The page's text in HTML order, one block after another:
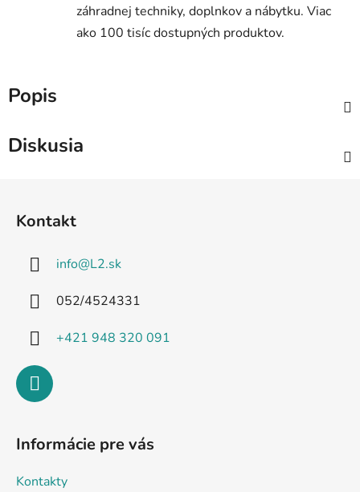
záhradnej techniky, doplnkov a nábytku. Viac
ako 100 tisíc dostupných produktov.
Popis
Diskusia
Kontakt
info@L2.sk
052/4524331
+421 948 320 091
Informácie pre vás
Kontakty